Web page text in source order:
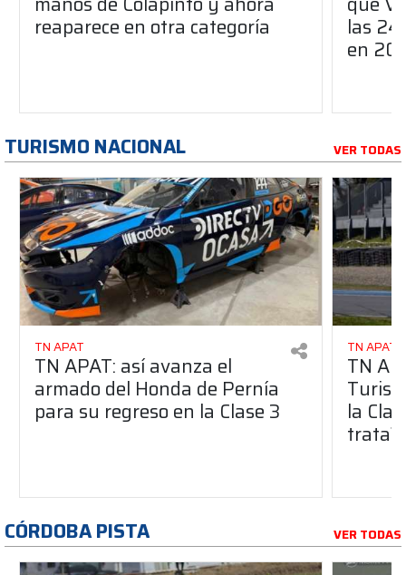
reaparece en otra categoría las
en
TURISMO NACIONAL VER TODAS
TN APAT
TN APAT: así avanza el
armado del Honda de Pernía
para su regreso en la Clase 3
TN APAT
TN
la
trata?
CÓRDOBA PISTA VER TODAS